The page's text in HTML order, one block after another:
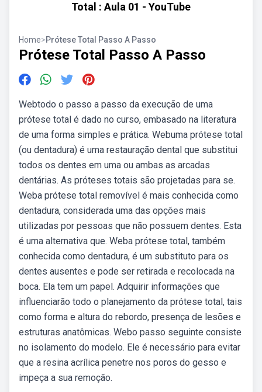
Total : Aula 01 - YouTube
Home>Prótese Total Passo A Passo
Prótese Total Passo A Passo
Webtodo o passo a passo da execução de uma
prótese total é dado no curso, embasado na literatura
de uma forma simples e prática. Webuma prótese total
(ou dentadura) é uma restauração dental que substitui
todos os dentes em uma ou ambas as arcadas
dentárias. As próteses totais são projetadas para se.
Weba prótese total removível é mais conhecida como
dentadura, considerada uma das opções mais
utilizadas por pessoas que não possuem dentes. Esta
é uma alternativa que. Weba prótese total, também
conhecida como dentadura, é um substituto para os
dentes ausentes e pode ser retirada e recolocada na
boca. Ela tem um papel. Adquirir informações que
influenciarão todo o planejamento da prótese total, tais
como forma e altura do rebordo, presença de lesões e
estruturas anatômicas. Webo passo seguinte consiste
no isolamento do modelo. Ele é necessário para evitar
que a resina acrílica penetre nos poros do gesso e
impeça a sua remoção.